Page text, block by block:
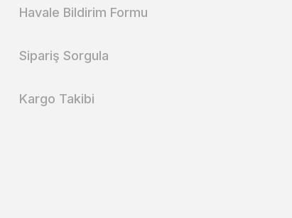
Havale Bildirim Formu
Sipariş Sorgula
Kargo Takibi